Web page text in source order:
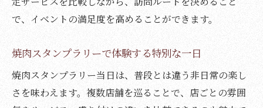
で、イベントの満足度を高めることができます。
焼肉スタンプラリーで体験する特別な一日
焼肉スタンプラリー当日は、普段とは違う非日常の楽し
さを味わえます。複数店舗を巡ることで、店ごとの雰囲